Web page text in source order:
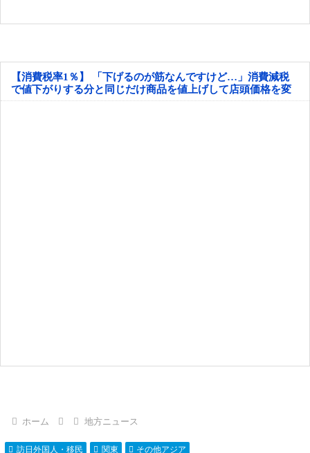
【消費税率1％】 「下げるのが筋なんですけど…」消費減税
で値下がりする分と同じだけ商品を値上げして店頭価格を変
えない店も
ホーム 地方ニュース
訪日外国人・移民 関東 その他アジア